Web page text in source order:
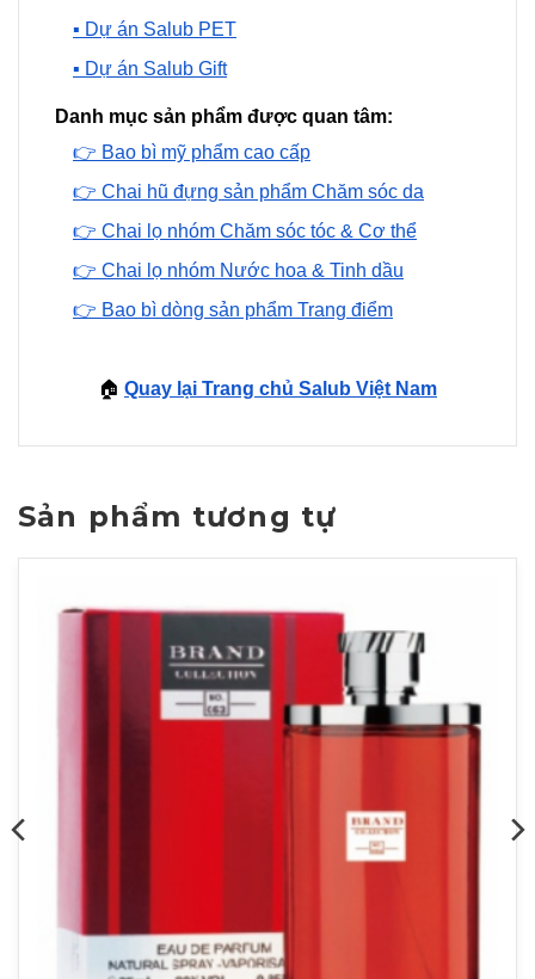
▪️ Dự án Salub PET
▪️ Dự án Salub Gift
Danh mục sản phẩm được quan tâm:
👉 Bao bì mỹ phẩm cao cấp
👉 Chai hũ đựng sản phẩm Chăm sóc da
👉 Chai lọ nhóm Chăm sóc tóc & Cơ thể
👉 Chai lọ nhóm Nước hoa & Tinh dầu
👉 Bao bì dòng sản phẩm Trang điểm
🏠 Quay lại Trang chủ Salub Việt Nam
Sản phẩm tương tự